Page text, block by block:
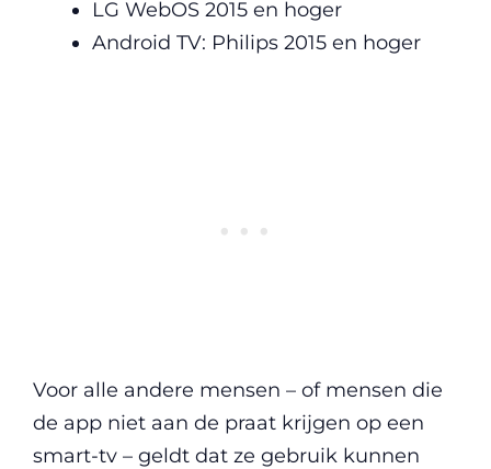
LG WebOS 2015 en hoger
Android TV: Philips 2015 en hoger
Voor alle andere mensen – of mensen die
de app niet aan de praat krijgen op een
smart-tv – geldt dat ze gebruik kunnen